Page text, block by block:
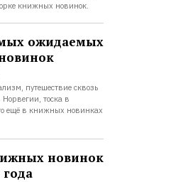
книжных новинок.
ожидаемых
путешествие сквозь
тоска в
ещё в книжных новинках
новинок